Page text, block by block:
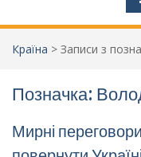
Країна > Записи з
Позначка:
Мирні